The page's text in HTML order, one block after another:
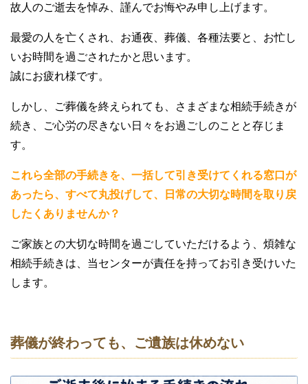
故人のご逝去を悼み、謹んでお悔やみ申し上げます。
最愛の人を亡くされ、お通夜、葬儀、各種法要と、お忙し
いお時間を過ごされたかと思います。
誠にお疲れ様です。
しかし、ご葬儀を終えられても、さまざまな相続手続きが
続き、ご心労の尽きない日々をお過ごしのことと存じま
す。
これら全部の手続きを、一括して引き受けてくれる窓口が
あったら、すべて丸投げして、日常の大切な時間を取り戻
したくありませんか？
ご家族との大切な時間を過ごしていただけるよう、煩雑な
相続手続きは、当センターが責任を持ってお引き受けいた
します。
葬儀が終わっても、ご遺族は休めない